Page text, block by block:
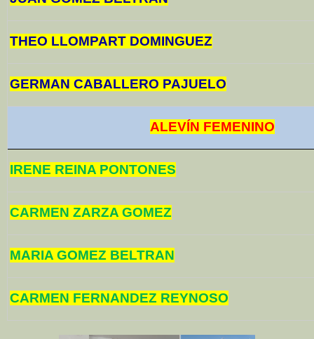
THEO LLOMPART DOMINGUEZ
GERMAN CABALLERO PAJUELO
ALEVÍN FEMENINO
IRENE REINA PONTONES
CARMEN ZARZA GOMEZ
MARIA GOMEZ BELTRAN
CARMEN FERNANDEZ REYNOSO